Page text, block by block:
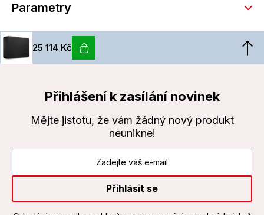
Parametry
25 114 Kč
Přihlášení k zasílání novinek
Mějte jistotu, že vám žádný nový produkt
neunikne!
Přihlásit se